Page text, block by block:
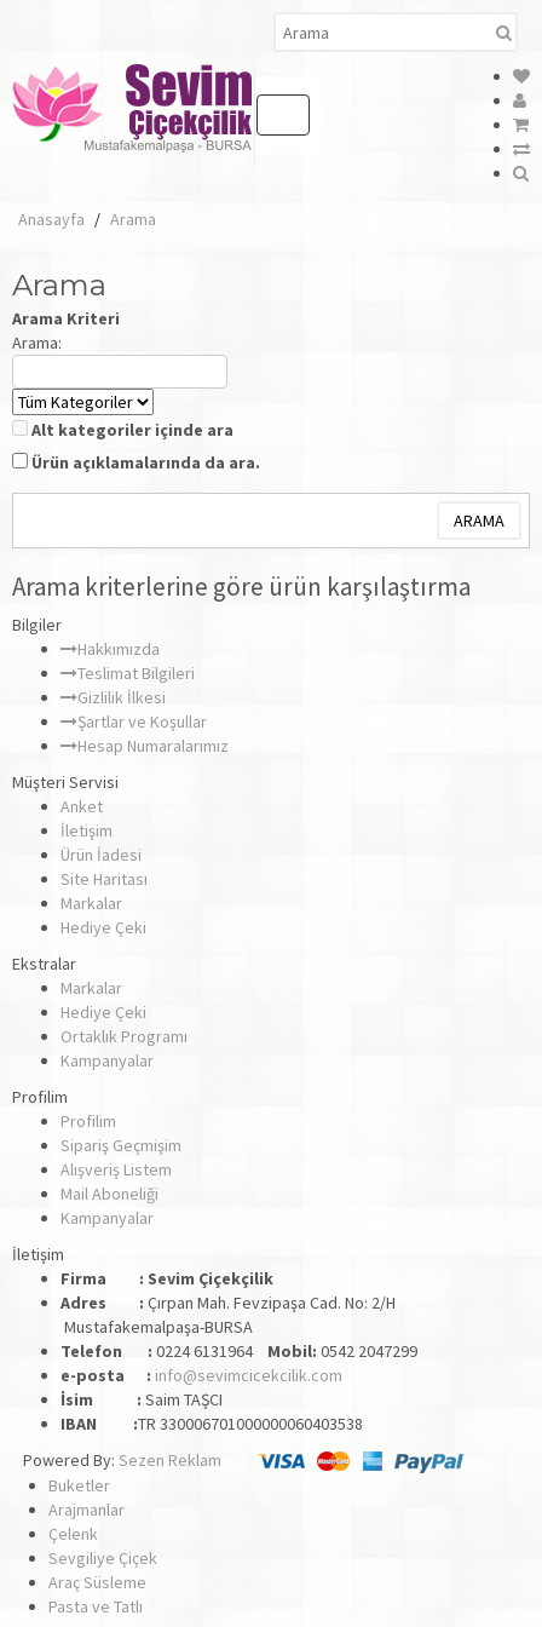
Anasayfa Arama
Arama
Arama Kriteri
Arama:
Alt kategoriler içinde ara
Ürün açıklamalarında da ara.
Arama kriterlerine göre ürün karşılaştırma
Bilgiler
Hakkımızda
Teslimat Bilgileri
Gizlilik İlkesi
Şartlar ve Koşullar
Hesap Numaralarımız
Müşteri Servisi
Anket
İletişim
Ürün İadesi
Site Haritası
Markalar
Hediye Çeki
Ekstralar
Markalar
Hediye Çeki
Ortaklık Programı
Kampanyalar
Profilim
Profilim
Sipariş Geçmişim
Alışveriş Listem
Mail Aboneliği
Kampanyalar
İletişim
Firma : Sevim Çiçekçilik
Adres : Çırpan Mah. Fevzipaşa Cad. No: 2/H
Mustafakemalpaşa-BURSA
Telefon : 0224 6131964 Mobil: 0542 2047299
e-posta : info@sevimcicekcilik.com
İsim : Saim TAŞCI
IBAN :TR 330006701000000060403538
Powered By: Sezen Reklam
Buketler
Arajmanlar
Çelenk
Sevgiliye Çiçek
Araç Süsleme
Pasta ve Tatlı